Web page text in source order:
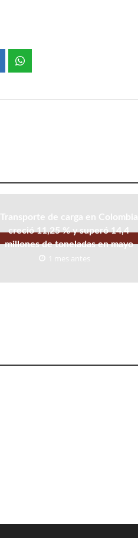
Transporte de carga en Colombia
creció 11,25 % y superó 14,4
millones de toneladas en mayo
1 mes antes